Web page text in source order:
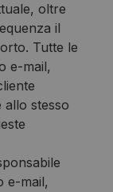
oltre
il
Tutte le
e-mail,
allo stesso
e-mail,